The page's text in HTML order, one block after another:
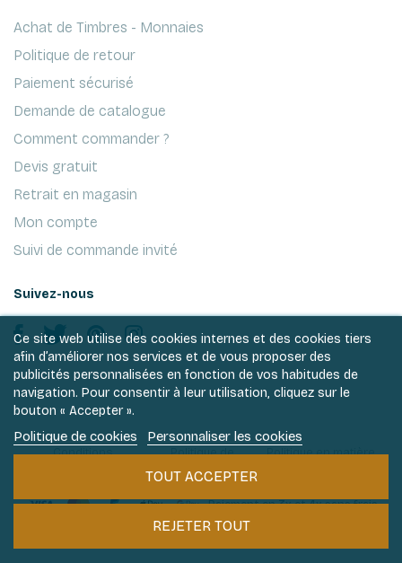
Achat de Timbres - Monnaies
Politique de retour
Paiement sécurisé
Demande de catalogue
Comment commander ?
Devis gratuit
Retrait en magasin
Mon compte
Suivi de commande invité
Suivez-nous
Ce site web utilise des cookies internes et des cookies tiers
afin d’améliorer nos services et de vous proposer des
publicités personnalisées en fonction de vos habitudes de
navigation. Pour consentir à leur utilisation, cliquez sur le
bouton « Accepter ».
Politique de cookies Personnaliser les cookies
REJETER TOUT
TOUT ACCEPTER
Conditions
Politique de
vie privée
Politique en matière
Paiement en 3x et 4x sans frais